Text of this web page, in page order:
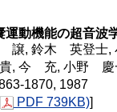
運動機能の超音波
譲, 鈴木 英登士
, 今 充, 小野 慶
1870, 1987
PDF 739KB)]